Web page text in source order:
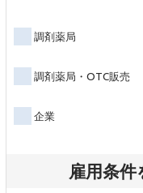
調剤薬局
調剤薬局・OTC販売
企業
雇用条